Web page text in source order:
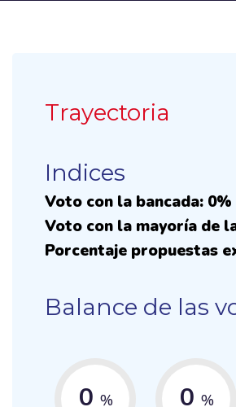
Trayectoria
Indices
Voto con la bancada: 0%
Voto con la mayoría de
Porcentaje propuestas
Balance de las
0 % 0 %